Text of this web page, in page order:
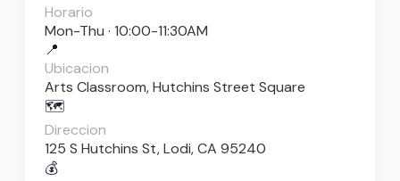
Horario
Mon-Thu · 10:00-11:30AM
📍
Ubicacion
Arts Classroom, Hutchins Street Square
🗺️
Direccion
125 S Hutchins St, Lodi, CA 95240
💰